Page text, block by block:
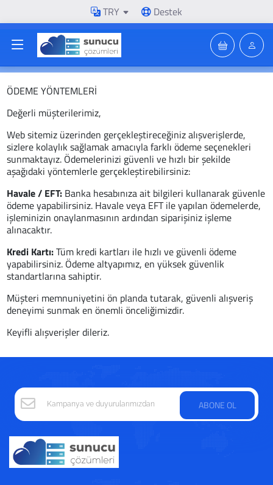
TRY Destek
ÖDEME YÖNTEMLERİ
Değerli müşterilerimiz,
Web sitemiz üzerinden gerçekleştireceğiniz alışverişlerde,
sizlere kolaylık sağlamak amacıyla farklı ödeme seçenekleri
sunmaktayız. Ödemelerinizi güvenli ve hızlı bir şekilde
aşağıdaki yöntemlerle gerçekleştirebilirsiniz:
Havale / EFT: Banka hesabınıza ait bilgileri kullanarak güvenle
ödeme yapabilirsiniz. Havale veya EFT ile yapılan ödemelerde,
işleminizin onaylanmasının ardından siparişiniz işleme
alınacaktır.
Kredi Kartı:Tüm kredi kartları ile hızlı ve güvenli ödeme
yapabilirsiniz. Ödeme altyapımız, en yüksek güvenlik
standartlarına sahiptir.
Müşteri memnuniyetini ön planda tutarak, güvenli alışveriş
deneyimi sunmak en önemli önceliğimizdir.
Keyifli alışverişler dileriz.
ABONE OL